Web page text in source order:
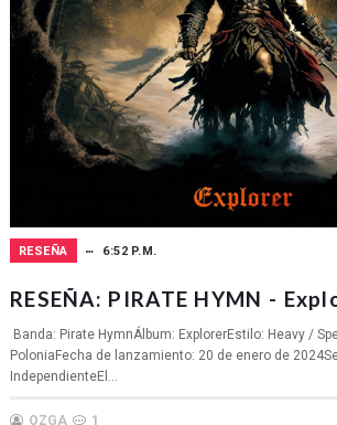
RESEÑA 6:52 P.M.
RESEÑA: PIRATE HYMN -
Banda: Pirate HymnÁlbum: ExplorerEstilo: Heavy /
PoloniaFecha de lanzamiento: 20 de enero de
IndependienteEl...
OZGA 1